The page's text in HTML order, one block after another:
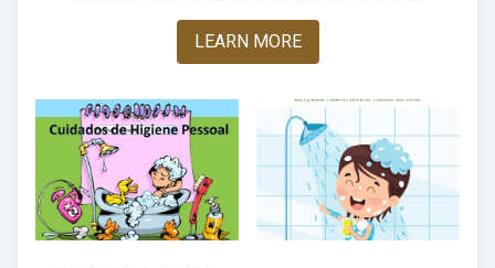
LEARN MORE